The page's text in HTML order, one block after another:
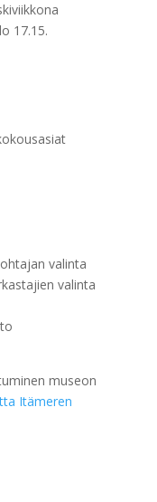
17.15.
valinta
valinta
museon
Itämeren